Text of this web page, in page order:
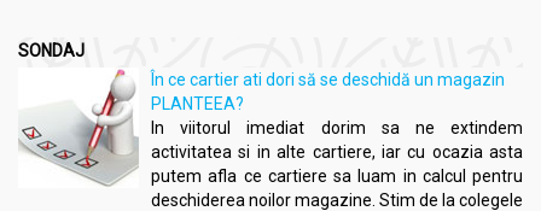
SONDAJ
În ce cartier ati dori să se deschidă un magazin
PLANTEEA?
In viitorul imediat dorim sa ne extindem
activitatea si in alte cartiere, iar cu ocazia asta
putem afla ce cartiere sa luam in calcul pentru
deschiderea noilor magazine. Stim de la colegele